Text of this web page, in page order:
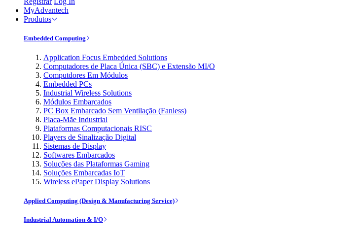
MyAdvantech
Produtos
Embedded Computing
Application Focus Embedded Solutions
Computadores de Placa Única (SBC) e Extensão MI/O
Computdores Em Módulos
Embedded PCs
Industrial Wireless Solutions
Módulos Embarcados
PC Box Embarcado Sem Ventilação (Fanless)
Placa-Mãe Industrial
Plataformas Computacionais RISC
Players de Sinalização Digital
Sistemas de Display
Softwares Embarcados
Soluções das Plataformas Gaming
Soluções Embarcadas IoT
Wireless ePaper Display Solutions
Applied Computing (Design & Manufacturing Service)
Industrial Automation & I/O